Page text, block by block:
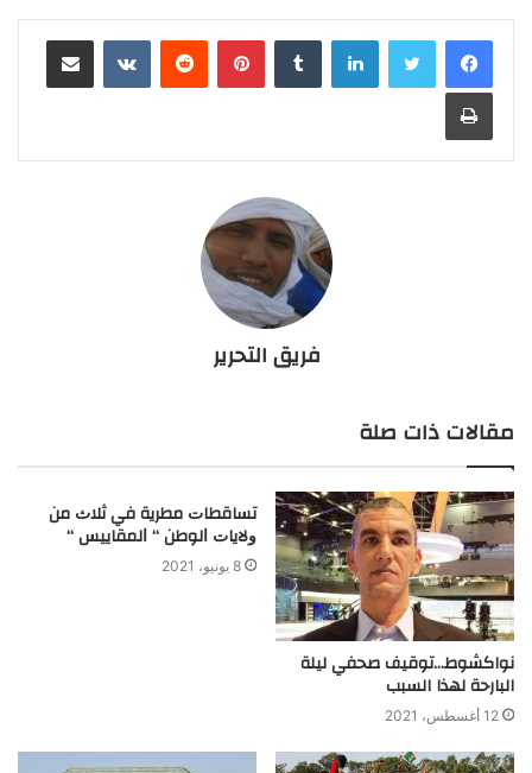
لينكدإن بينتيريست مشاركة عبر البريد
طباعة
فريق التحرير
مقالات ذات صلة
نواكشوط…توقيف صحفي ليلة
البارحة لهذا السبب
12 أغسطس، 2021
ﺗﺴﺎﻗﻄﺎﺕ ﻣﻄﺮﻳﺔ ﻓﻲ ﺛﻼﺙ ﻣﻦ
ﻭﻻﻳﺎﺕ ﺍﻟﻮﻃﻦ “ ﺍﻟﻤﻘﺎﻳﻴﺲ “
8 يونيو، 2021